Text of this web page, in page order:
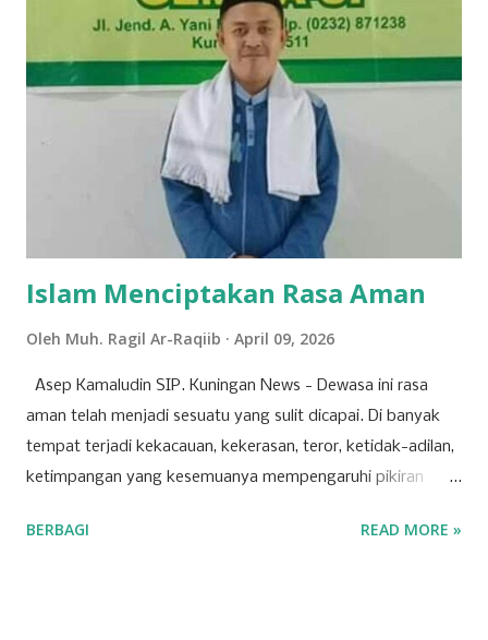
dalam ajang pencarian bakat bergengsi, DMD (Dangdut
Mania Dadakan). Meski belum berhasil keluar sebagai juara,
pengalaman tersebut menjadi tonggak sejarah penting
dalam karier bermusiknya. “Iya alhamdulillah aktu tannggal
28 maret kemarin, ikut dmd ya walaupun tidak sampai jadi
juara cuman aku ingin terus mendalami dan berkiprah lewat
karya Aku di dunia seni musik ini,” tuturnya kala
diwawancara Kamis (9/4/2026). Baginya, kegagalan...
Islam Menciptakan Rasa Aman
Oleh Muh. Ragil Ar-Raqiib April 09, 2026
Asep Kamaludin SIP. Kuningan News - Dewasa ini rasa
aman telah menjadi sesuatu yang sulit dicapai. Di banyak
tempat terjadi kekacauan, kekerasan, teror, ketidak-adilan,
ketimpangan yang kesemuanya mempengaruhi pikiran
ketidak-amanan. Padahal, setiap orang mendambakan
BERBAGI READ MORE »